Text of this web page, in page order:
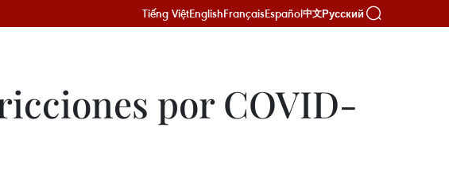
Tiếng ViệtEnglishFrançaisEspañol中文Русский
por COVID-